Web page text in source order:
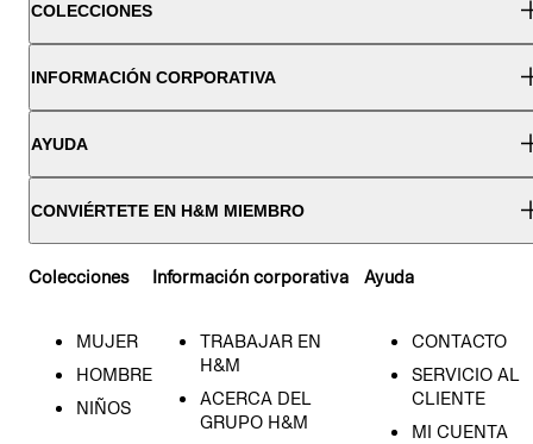
COLECCIONES
INFORMACIÓN CORPORATIVA
AYUDA
CONVIÉRTETE EN H&M MIEMBRO
Colecciones
MUJER
HOMBRE
NIÑOS
Información corporativa
TRABAJAR EN
H&M
ACERCA DEL
GRUPO H&M
Ayuda
CONTACTO
SERVICIO AL
CLIENTE
MI CUENTA